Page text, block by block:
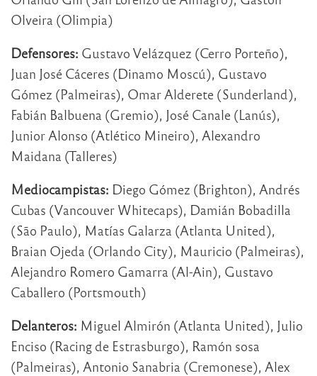
Olveira (Olimpia)
Defensores: Gustavo Velázquez (Cerro Porteño),
Juan José Cáceres (Dinamo Moscú), Gustavo
Gómez (Palmeiras), Omar Alderete (Sunderland),
Fabián Balbuena (Gremio), José Canale (Lanús),
Junior Alonso (Atlético Mineiro), Alexandro
Maidana (Talleres)
Mediocampistas: Diego Gómez (Brighton), Andrés
Cubas (Vancouver Whitecaps), Damián Bobadilla
(São Paulo), Matías Galarza (Atlanta United),
Braian Ojeda (Orlando City), Mauricio (Palmeiras),
Alejandro Romero Gamarra (Al-Ain), Gustavo
Caballero (Portsmouth)
Delanteros: Miguel Almirón (Atlanta United), Julio
Enciso (Racing de Estrasburgo), Ramón sosa
(Palmeiras), Antonio Sanabria (Cremonese), Alex